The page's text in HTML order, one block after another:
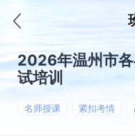
2026年温州市
试培训
名师授课 紧扣考情